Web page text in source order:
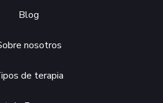
Blog
nosotros
de terapia